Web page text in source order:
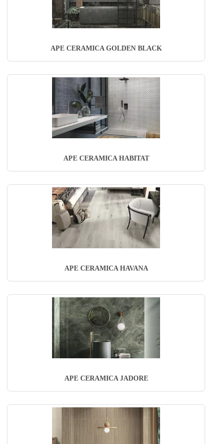
APE CERAMICA GOLDEN BLACK
APE CERAMICA HABITAT
APE CERAMICA HAVANA
APE CERAMICA JADORE